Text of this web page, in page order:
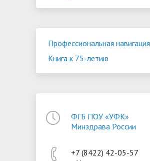
Профессиональная навигация
Книга к 75-летию
ФГБ ПОУ «УФК»
Минздрава России
+7 (8422) 42-05-57